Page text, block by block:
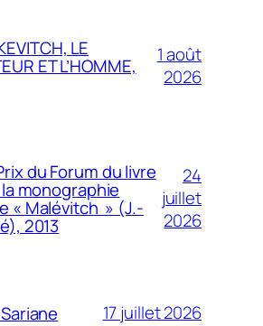
LE
ET L’HOMME,
1 août
2026
du Forum du livre
monographie
« Malévitch » (J.-
2013
24
juillet
2026
17 juillet 2026